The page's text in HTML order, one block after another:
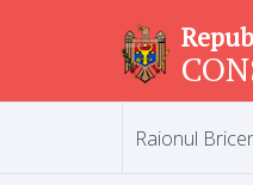
Raionul